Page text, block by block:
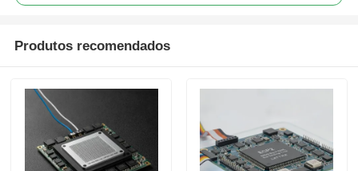
Produtos recomendados